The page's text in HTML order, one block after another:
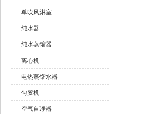
单吹风淋室
纯水器
纯水蒸馏器
离心机
电热蒸馏水器
匀胶机
空气自净器